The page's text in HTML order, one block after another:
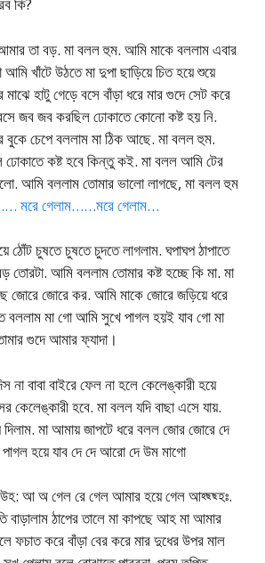
কি?
তা বড়. মা বলল হুম. আমি মাকে বললাম এবার
খাঁটে উঠতে মা দুপা ছাড়িয়ে চিত হয়ে শুয়ে
হাটু গেড়ে বসে বাঁড়া ধরে মার গুদে সেট করে
জব জব করছিল ঢোকাতে কোনো কষ্ট হয় নি.
বুকে চেপে বললাম মা ঠিক আছে. মা বলল হুম.
কষ্ট হবে কিন্তু কই. মা বলল আমি টের
আমি বললাম তোমার ভালো লাগছে, মা বলল হুম
মরে গেলাম……মরে গেলাম…
ঠোঁট চুষতে চুষতে চুদতে লাগলাম. ঘপাঘপ ঠাপাতে
তোরটা. আমি বললাম তোমার কষ্ট হচ্ছে কি মা. মা
জোরে জোরে কর. আমি মাকে জোরে জড়িয়ে ধরে
বললাম মা গো আমি সুখে পাগল হয়ই যাব গো মা
গুদে আমার ফ্যাদা।
না বাবা বাইরে ফেল না হলে কেলেঙ্কারী হয়ে
কেলেঙ্কারী হবে. মা বলল যদি বাছা এসে যায়.
দিলাম. মা আমায় জাপটে ধরে বলল জোর জোরে দে
হয়ে যাব দে দে আরো দে উম মাগো
অ গেল রে গেল আমার হয়ে গেল আহ্ছ্ছ্হঃ.
ঠাপের তালে মা কাপছে আহ মা আমার
ফচাত করে বাঁড়া বের করে মার দুধের উপর মাল